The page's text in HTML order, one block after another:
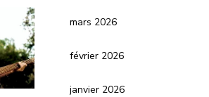
mars 2026
février 2026
janvier 2026